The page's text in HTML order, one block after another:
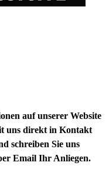
auf unserer Website
uns direkt in Kontakt
schreiben Sie uns
Email Ihr Anliegen.